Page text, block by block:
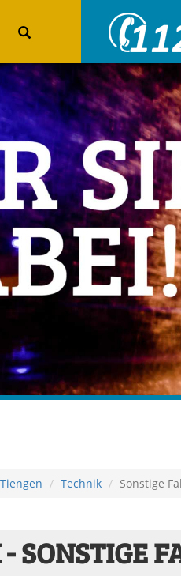
Technik Sonstige
SONSTIGE